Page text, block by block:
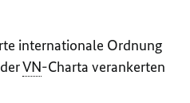
internationale Ordnung
VN-Charta verankerten